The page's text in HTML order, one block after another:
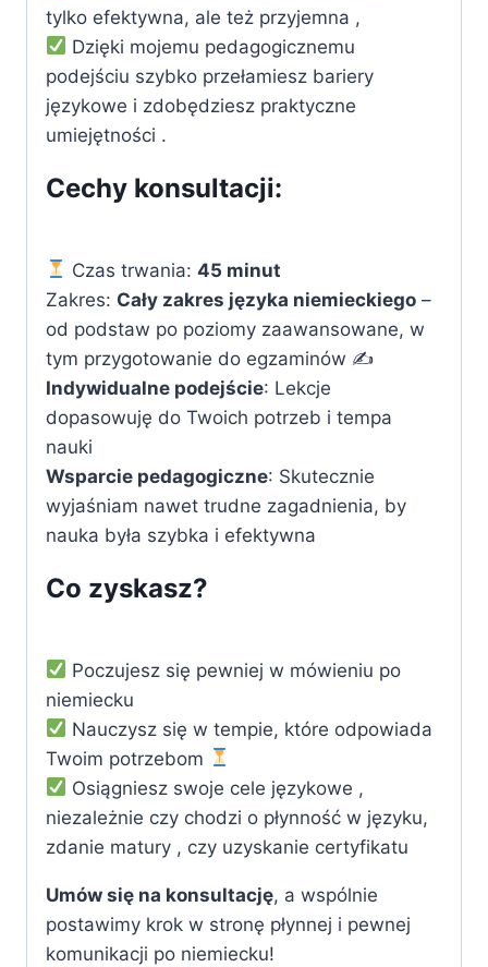
tylko efektywna, ale też przyjemna ,
Dzięki mojemu pedagogicznemu
podejściu szybko przełamiesz bariery
językowe i zdobędziesz praktyczne
umiejętności .
Cechy konsultacji:
Czas trwania:45 minut
Zakres: Cały zakres języka niemieckiego –
od podstaw po poziomy zaawansowane, w
tym przygotowanie do egzaminów ✍️
Indywidualne podejście: Lekcje
dopasowuję do Twoich potrzeb i tempa
nauki
Wsparcie pedagogiczne: Skutecznie
wyjaśniam nawet trudne zagadnienia, by
nauka była szybka i efektywna
Co zyskasz?
Poczujesz się pewniej w mówieniu po
niemiecku
Nauczysz się w tempie, które odpowiada
Twoim potrzebom
Osiągniesz swoje cele językowe ,
niezależnie czy chodzi o płynność w języku,
zdanie matury , czy uzyskanie certyfikatu
Umów się na konsultację, a wspólnie
postawimy krok w stronę płynnej i pewnej
komunikacji po niemiecku!